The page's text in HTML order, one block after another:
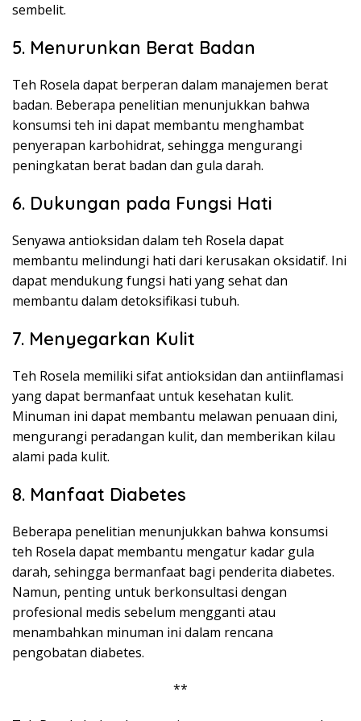
sembelit.
5. Menurunkan Berat Badan
Teh Rosela dapat berperan dalam manajemen berat
badan. Beberapa penelitian menunjukkan bahwa
konsumsi teh ini dapat membantu menghambat
penyerapan karbohidrat, sehingga mengurangi
peningkatan berat badan dan gula darah.
6. Dukungan pada Fungsi Hati
Senyawa antioksidan dalam teh Rosela dapat
membantu melindungi hati dari kerusakan oksidatif. Ini
dapat mendukung fungsi hati yang sehat dan
membantu dalam detoksifikasi tubuh.
7. Menyegarkan Kulit
Teh Rosela memiliki sifat antioksidan dan antiinflamasi
yang dapat bermanfaat untuk kesehatan kulit.
Minuman ini dapat membantu melawan penuaan dini,
mengurangi peradangan kulit, dan memberikan kilau
alami pada kulit.
8. Manfaat Diabetes
Beberapa penelitian menunjukkan bahwa konsumsi
teh Rosela dapat membantu mengatur kadar gula
darah, sehingga bermanfaat bagi penderita diabetes.
Namun, penting untuk berkonsultasi dengan
profesional medis sebelum mengganti atau
menambahkan minuman ini dalam rencana
pengobatan diabetes.
**